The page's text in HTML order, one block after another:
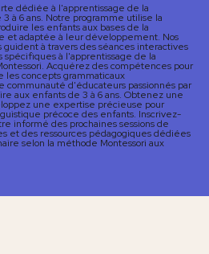
dédiée à l'apprentissage de la
à 6 ans. Notre programme utilise la
les enfants aux bases de la
et adaptée à leur développement. Nos
à travers des séances interactives
à l'apprentissage de la
Acquérez des compétences pour
les concepts grammaticaux
communauté d'éducateurs passionnés par
aux enfants de 3 à 6 ans. Obtenez une
une expertise précieuse pour
précoce des enfants. Inscrivez-
informé des prochaines sessions de
et des ressources pédagogiques dédiées
selon la méthode Montessori aux